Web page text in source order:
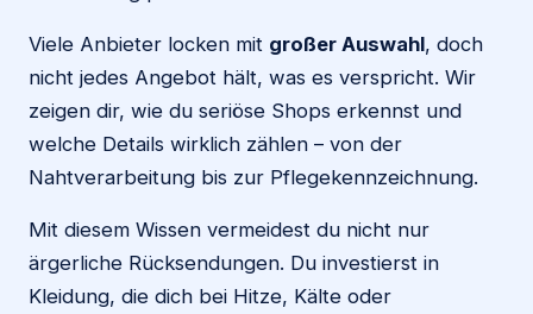
Viele Anbieter locken mit großer Auswahl, doch
nicht jedes Angebot hält, was es verspricht. Wir
zeigen dir, wie du seriöse Shops erkennst und
welche Details wirklich zählen – von der
Nahtverarbeitung bis zur Pflegekennzeichnung.
Mit diesem Wissen vermeidest du nicht nur
ärgerliche Rücksendungen. Du investierst in
Kleidung, die dich bei Hitze, Kälte oder